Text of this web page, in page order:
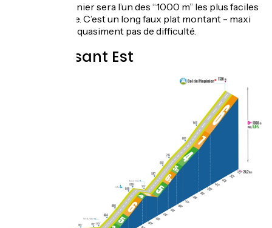
Le Col de Pinpinier sera l’un des “1000 m” les plus faciles
de votre voyage. C’est un long faux plat montant - maxi
3,5% - n’offrant quasiment pas de difficulté.
Topo versant Est